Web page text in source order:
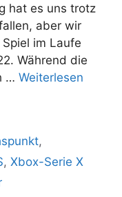
hat es uns trotz
aber wir
im Laufe
Während die
… Weiterlesen
,
, Xbox-Serie X